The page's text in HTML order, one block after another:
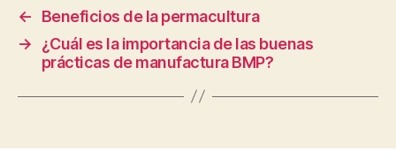
←
Beneficios de la permacultura
→
¿Cuál es la importancia de las buenas
prácticas de manufactura BMP?